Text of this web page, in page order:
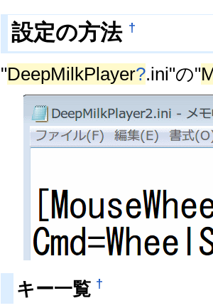
設定の方法 †
"DeepMilkPlayer?.ini"の"
キー一覧 †